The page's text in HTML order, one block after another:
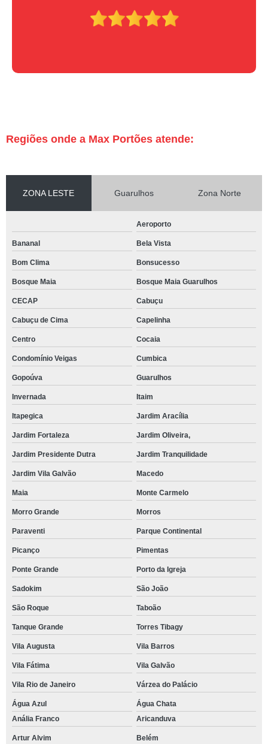
Regiões onde a Max Portões atende:
ZONA LESTE Guarulhos Zona Norte
Aeroporto
Bananal Bela Vista
Bom Clima Bonsucesso
Bosque Maia Bosque Maia Guarulhos
CECAP Cabuçu
Cabuçu de Cima Capelinha
Centro Cocaia
Condomínio Veigas Cumbica
Gopoúva Guarulhos
Invernada Itaim
Itapegica Jardim Aracília
Jardim Fortaleza Jardim Oliveira,
Jardim Presidente Dutra Jardim Tranquilidade
Jardim Vila Galvão Macedo
Maia Monte Carmelo
Morro Grande Morros
Paraventi Parque Continental
Picanço Pimentas
Ponte Grande Porto da Igreja
Sadokim São João
São Roque Taboão
Tanque Grande Torres Tibagy
Vila Augusta Vila Barros
Vila Fátima Vila Galvão
Vila Rio de Janeiro Várzea do Palácio
Água Azul
Água Chata
Anália Franco
Aricanduva
Artur Alvim Belém